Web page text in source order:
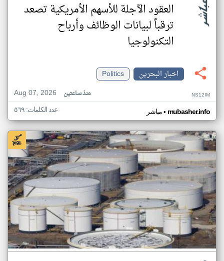
العقود الآجلة للأسهم الأمريكية تصعد
ترقباً لبيانات الوظائف وأرباح
التكنولوجيا
اخبار البحرين
Politics
Aug 07, 2026
منذ ساعتين NS12IM
مباشر• mubasher.info عدد الكلمات: ٥٦٩